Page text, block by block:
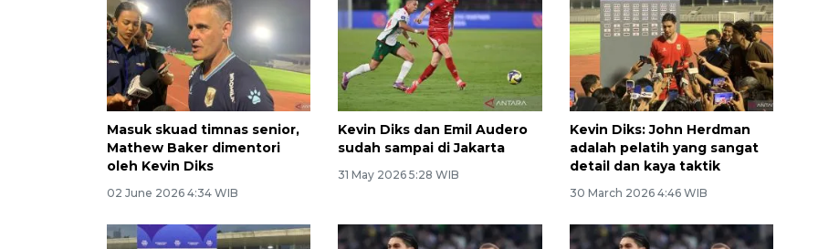
Masuk skuad timnas senior,
Mathew Baker dimentori
oleh Kevin Diks
02 June 2026 4:34 WIB
Kevin Diks dan Emil Audero
sudah sampai di Jakarta
31 May 2026 5:28 WIB
Kevin Diks: John Herdman
adalah pelatih yang sangat
detail dan kaya taktik
30 March 2026 4:46 WIB